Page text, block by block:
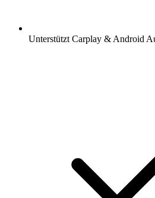
Unterstützt Carplay & Android